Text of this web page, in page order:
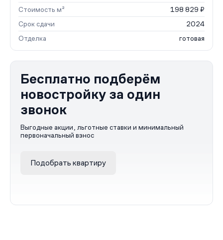
Стоимость м²
198 829 ₽
Срок сдачи
2024
Отделка
готовая
Бесплатно подберём
новостройку за один
звонок
Выгодные акции, льготные ставки и минимальный
первоначальный взнос
Подобрать квартиру